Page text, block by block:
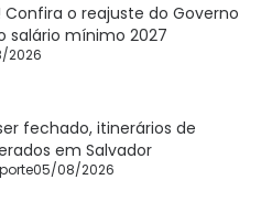
o reajuste do Governo
salário mínimo 2027
2026
fechado, itinerários de
em Salvador
05/08/2026